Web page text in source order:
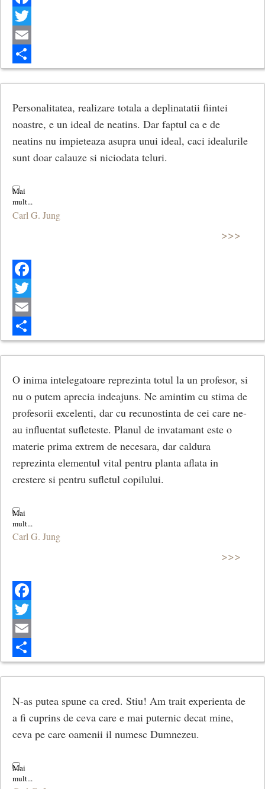
Facebook
Twitter
Email
Share
Personalitatea, realizare totala a deplinatatii fiintei
noastre, e un ideal de neatins. Dar faptul ca e de
neatins nu impieteaza asupra unui ideal, caci idealurile
sunt doar calauze si niciodata teluri.
Carl G. Jung
>>>
Facebook
Twitter
Email
Share
O inima intelegatoare reprezinta totul la un profesor, si
nu o putem aprecia indeajuns. Ne amintim cu stima de
profesorii excelenti, dar cu recunostinta de cei care ne-
au influentat sufleteste. Planul de invatamant este o
materie prima extrem de necesara, dar caldura
reprezinta elementul vital pentru planta aflata in
crestere si pentru sufletul copilului.
Carl G. Jung
>>>
Facebook
Twitter
Email
Share
N-as putea spune ca cred. Stiu! Am trait experienta de
a fi cuprins de ceva care e mai puternic decat mine,
ceva pe care oamenii il numesc Dumnezeu.